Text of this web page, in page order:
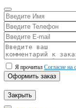
Я прочитал Согласие на
Оформить заказ
Закрыть